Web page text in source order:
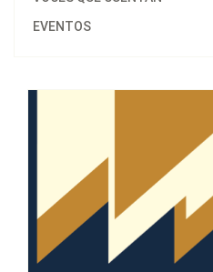
EVENTOS